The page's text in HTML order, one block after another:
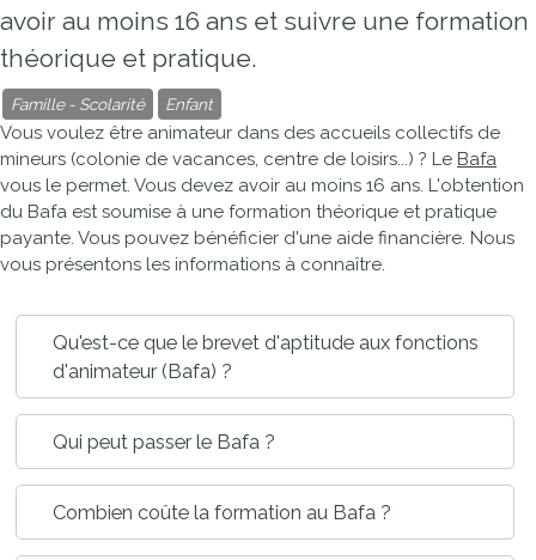
avoir au moins 16 ans et suivre une formation
théorique et pratique.
Famille - Scolarité Enfant
Vous voulez être animateur dans des accueils collectifs de
mineurs (colonie de vacances, centre de loisirs...) ? Le Bafa
vous le permet. Vous devez avoir au moins 16 ans. L'obtention
du Bafa est soumise à une formation théorique et pratique
payante. Vous pouvez bénéficier d'une aide financière. Nous
vous présentons les informations à connaître.
Qu'est-ce que le brevet d'aptitude aux fonctions
d'animateur (Bafa) ?
Qui peut passer le Bafa ?
Combien coûte la formation au Bafa ?